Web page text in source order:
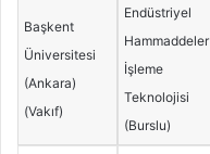
Başkent
Üniversitesi
(Ankara)
(Vakıf)
Endüstriyel
Hammaddeler
İşleme
Teknolojisi
(Burslu)